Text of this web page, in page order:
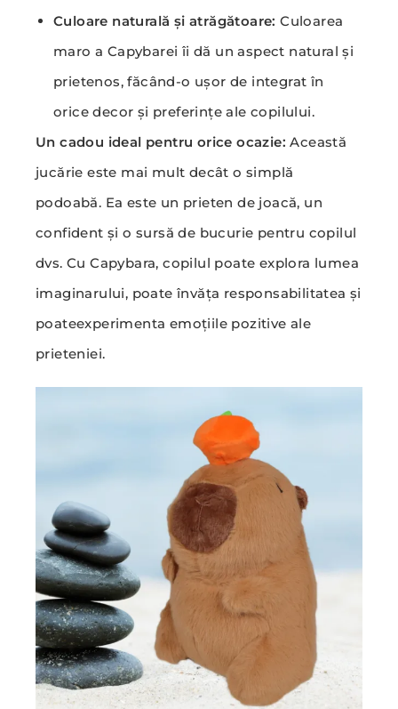
Culoare naturală și atrăgătoare: Culoarea
maro a Capybarei îi dă un aspect natural și
prietenos, făcând-o ușor de integrat în
orice decor și preferințe ale copilului.
Un cadou ideal pentru orice ocazie: Această
jucărie este mai mult decât o simplă
podoabă. Ea este un prieten de joacă, un
confident și o sursă de bucurie pentru copilul
dvs. Cu Capybara, copilul poate explora lumea
imaginarului, poate învăța responsabilitatea și
poateexperimenta emoțiile pozitive ale
prieteniei.